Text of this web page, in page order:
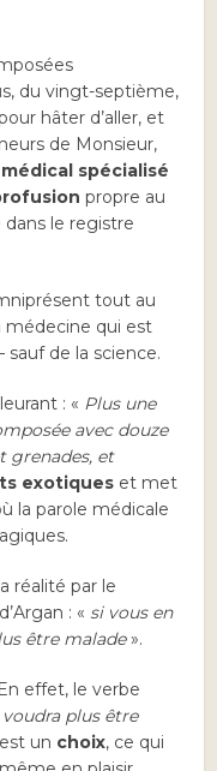
du vingt-septième,
hâter d’aller, et
de Monsieur,
spécialisé
propre au
dans le registre
tout au
médecine qui est
de la science.
: « Plus une
avec douze
grenades, et
exotiques et met
la parole médicale
réalité par le
: « si vous en
être malade».
effet, le verbe
plus être
un choix, ce qui